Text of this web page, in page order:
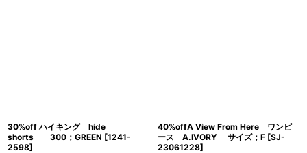
30%off ハイキング hide
shorts 300；GREEN [1241-
2598]
40%offA View From Here ワンピ
ース A.IVORY サイズ；F [SJ-
23061228]